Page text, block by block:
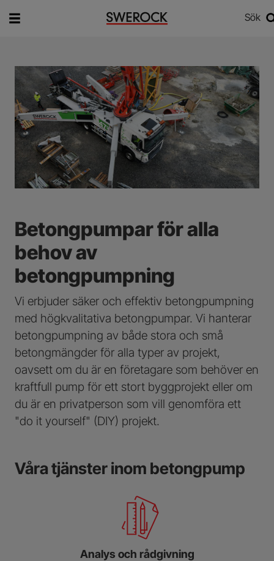
Sök
Betongpumpar för alla
behov av
betongpumpning
Vi erbjuder säker och effektiv betongpumpning
med högkvalitativa betongpumpar. Vi hanterar
betongpumpning av både stora och små
betongmängder för alla typer av projekt,
oavsett om du är en företagare som behöver en
kraftfull pump för ett stort byggprojekt eller om
du är en privatperson som vill genomföra ett
"do it yourself" (DIY) projekt.
Våra tjänster inom betongpump
Analys och rådgivning